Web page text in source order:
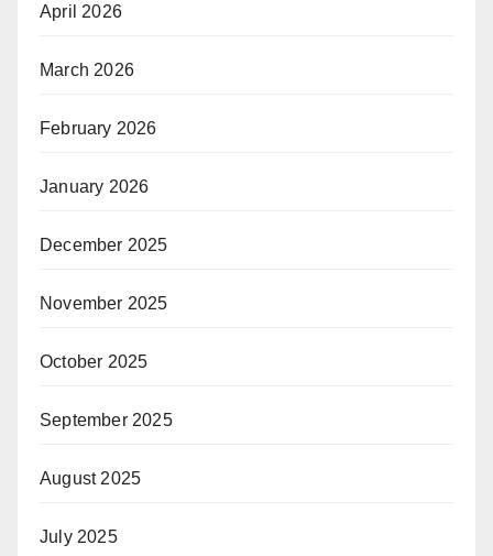
April 2026
March 2026
February 2026
January 2026
December 2025
November 2025
October 2025
September 2025
August 2025
July 2025